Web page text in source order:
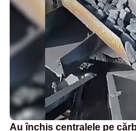
Au închis centralele pe